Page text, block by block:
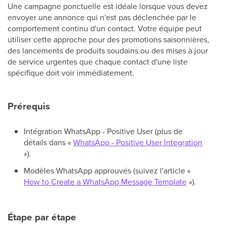
Une campagne ponctuelle est idéale lorsque vous devez
envoyer une annonce qui n'est pas déclenchée par le
comportement continu d'un contact. Votre équipe peut
utiliser cette approche pour des promotions saisonnières,
des lancements de produits soudains ou des mises à jour
de service urgentes que chaque contact d'une liste
spécifique doit voir immédiatement.
Prérequis
Intégration WhatsApp - Positive User (plus de
détails dans «WhatsApp - Positive User Integration
»).
Modèles WhatsApp approuvés (suivez l'article «
How to Create a WhatsApp Message Template»).
Étape par étape